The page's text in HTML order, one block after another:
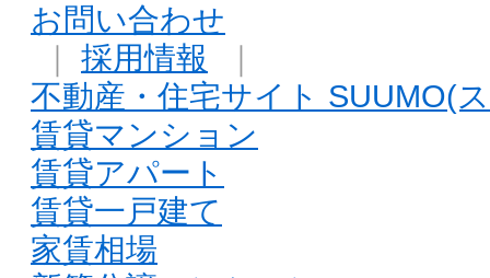
お問い合わせ
｜ 採用情報 ｜
不動産・住宅サイト SUUMO(
賃貸マンション
賃貸アパート
賃貸一戸建て
家賃相場